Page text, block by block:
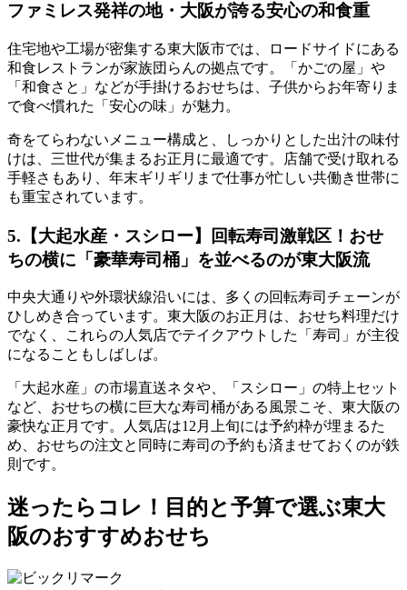
ファミレス発祥の地・大阪が誇る安心の和食重
住宅地や工場が密集する東大阪市では、ロードサイドにある
和食レストランが家族団らんの拠点です。「かごの屋」や
「和食さと」などが手掛けるおせちは、 子供からお年寄りま
で食べ慣れた「安心の味」 が魅力。
奇をてらわないメニュー構成と、しっかりとした出汁の味付
けは、三世代が集まるお正月に最適です。店舗で受け取れる
手軽さもあり、年末ギリギリまで仕事が忙しい共働き世帯に
も重宝されています。
5.【大起水産・スシロー】回転寿司激戦区！おせ
ちの横に「豪華寿司桶」を並べるのが東大阪流
中央大通りや外環状線沿いには、多くの回転寿司チェーンが
ひしめき合っています。東大阪のお正月は、おせち料理だけ
でなく、これらの人気店でテイクアウトした「寿司」が主役
になることもしばしば。
「大起水産」の市場直送ネタや、「スシロー」の特上セット
など、 おせちの横に巨大な寿司桶がある風景こそ、東大阪の
豪快な正月です。人気店は12月上旬には予約枠が埋まるた
め、おせちの注文と同時に寿司の予約も済ませておくのが鉄
則です。
迷ったらコレ！目的と予算で選ぶ東大
阪のおすすめおせち